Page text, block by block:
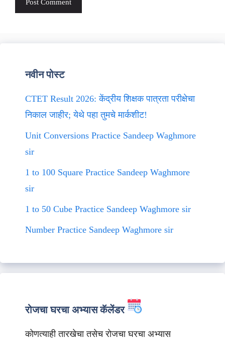
नवीन पोस्ट
CTET Result 2026: केंद्रीय शिक्षक पात्रता परीक्षेचा
निकाल जाहीर; येथे पहा तुमचे मार्कशीट!
Unit Conversions Practice Sandeep Waghmore
sir
1 to 100 Square Practice Sandeep Waghmore
sir
1 to 50 Cube Practice Sandeep Waghmore sir
Number Practice Sandeep Waghmore sir
रोजचा घरचा अभ्यास कॅलेंडर
कोणत्याही तारखेचा तसेच रोजचा घरचा अभ्यास